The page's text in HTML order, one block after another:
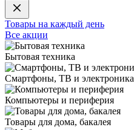
Товары на каждый день
Все акции
Бытовая техника
Смартфоны, ТВ и электроника
Компьютеры и периферия
Товары для дома, бакалея